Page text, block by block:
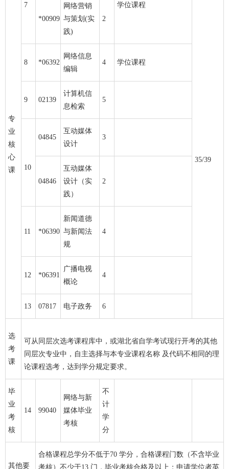
专
业
核
心
课
35/39
7
学位课程
*00909
网络营销
与策划(实
践)
2
8 *06392
网络信息
编辑
4 学位课程
9 02139
计算机信
息检索
5
10
04845
互动媒体
设计
3
04846
互动媒体
设计（实
践）
2
11 *06390
新闻道德
与新闻法
规
4
12 *06391
广播电视
概论
4
13 07817 电子政务 6
选
考
课
可从同层次选考课程库中，或湖北省自学考试现行开考的其他
同层次专业中，自主选择与本专业课程名称 及代码不相同的理
论课程选考，达到学分规定要求。
毕
业
考
核
14 99040
网络与新
媒体毕业
考核
不
计
学
分
其他要
合格课程总学分不低于70 学分，合格课程门数（不含毕业
考核）不少于13 门，毕业考核合格及以上；申请学位者英